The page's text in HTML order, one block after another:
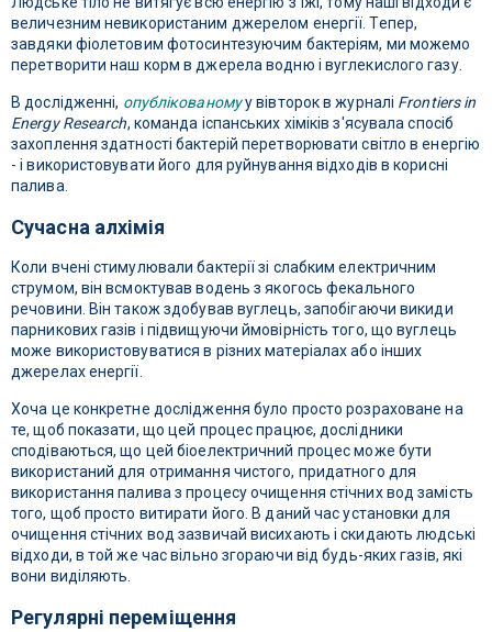
величезним невикористаним джерелом енергії. Тепер,
завдяки фіолетовим фотосинтезуючим бактеріям, ми можемо
перетворити наш корм в джерела водню і вуглекислого газу.
В дослідженні, опублікованомуу вівторок в журналі Frontiers in
Energy Research, команда іспанських хіміків з'ясувала спосіб
захоплення здатності бактерій перетворювати світло в енергію
- і використовувати його для руйнування відходів в корисні
палива.
Сучасна алхімія
Коли вчені стимулювали бактерії зі слабким електричним
струмом, він всмоктував водень з якогось фекального
речовини. Він також здобував вуглець, запобігаючи викиди
парникових газів і підвищуючи ймовірність того, що вуглець
може використовуватися в різних матеріалах або інших
джерелах енергії.
Хоча це конкретне дослідження було просто розраховане на
те, щоб показати, що цей процес працює, дослідники
сподіваються, що цей біоелектричний процес може бути
використаний для отримання чистого, придатного для
використання палива з процесу очищення стічних вод замість
того, щоб просто витирати його. В даний час установки для
очищення стічних вод зазвичай висихають і скидають людські
відходи, в той же час вільно згораючи від будь-яких газів, які
вони виділяють.
Регулярні переміщення